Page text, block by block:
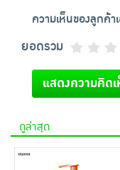
ความเห็นของลูกค้า
ยอดรวม
แสดงความคิด
ดูล่าสุด